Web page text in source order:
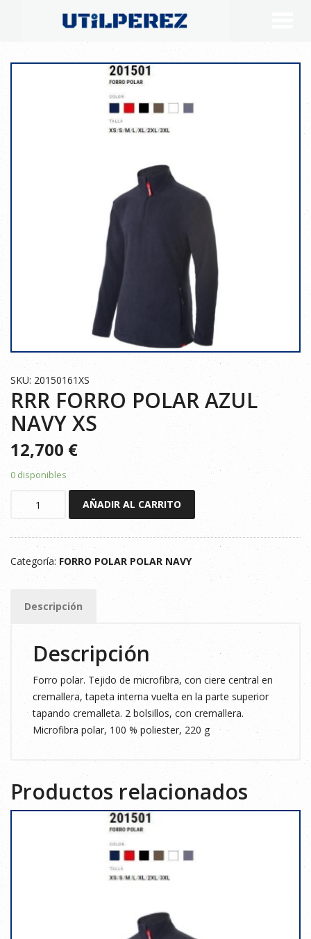
SKU: 20150161XS
RRR FORRO POLAR AZUL
NAVY XS
12,700 €
0 disponibles
POLAR
NAVY
AÑADIR AL CARRITO
Categoría: FORRO POLAR POLAR NAVY
Descripción
Descripción
Forro polar. Tejido de microfibra, con ciere central en
cremallera, tapeta interna vuelta en la parte superior
tapando cremalleta. 2 bolsillos, con cremallera.
Microfibra polar, 100 % poliester, 220 g
Productos relacionados